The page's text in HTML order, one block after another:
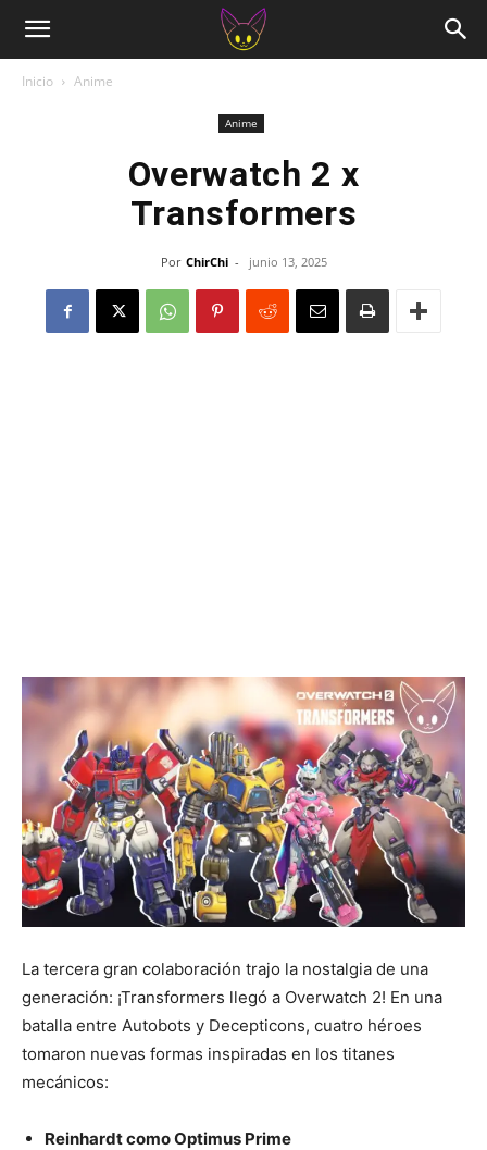
Inicio Anime
Anime
Overwatch 2 x
Transformers
Por ChirChi - junio 13, 2025
La tercera gran colaboración trajo la nostalgia de una
generación: ¡Transformers llegó a Overwatch 2! En una
batalla entre Autobots y Decepticons, cuatro héroes
tomaron nuevas formas inspiradas en los titanes
mecánicos:
Reinhardt como Optimus Prime